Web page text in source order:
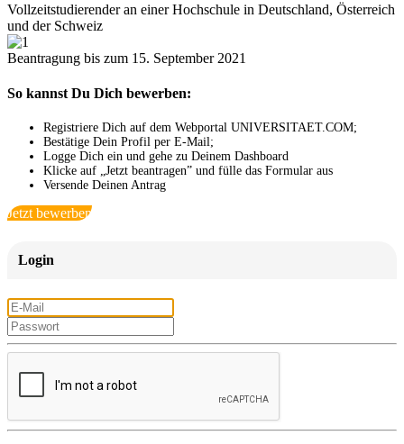
Vollzeitstudierender an einer Hochschule in Deutschland, Österreich
und der Schweiz
Beantragung bis zum 15. September 2021
So kannst Du Dich bewerben:
Registriere Dich auf dem Webportal UNIVERSITAET.COM;
Bestätige Dein Profil per E-Mail;
Logge Dich ein und gehe zu Deinem Dashboard
Klicke auf „Jetzt beantragen” und fülle das Formular aus
Versende Deinen Antrag
Jetzt bewerben
Login